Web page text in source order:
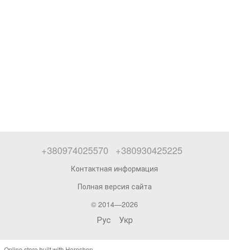
+380974025570 +380930425225
Контактная информация
Полная версия сайта
© 2014—2026
Рус Укр